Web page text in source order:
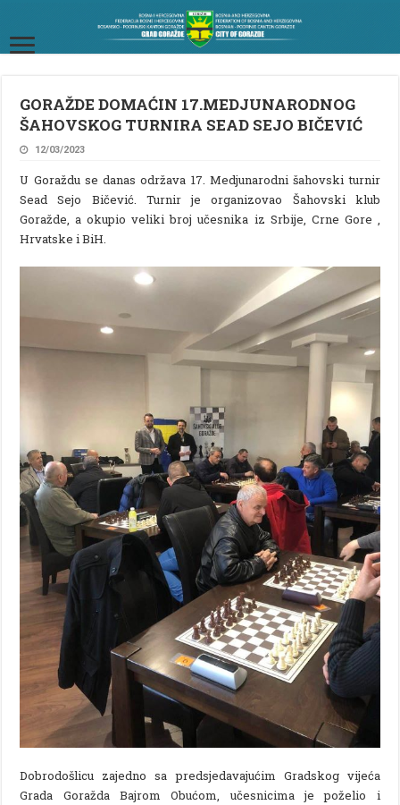
GORAŽDE DOMAĆIN 17.MEDJUNARODNOG
ŠAHOVSKOG TURNIRA SEAD SEJO BIČEVIĆ
12/03/2023
U Goraždu se danas održava 17. Medjunarodni šahovski turnir
Sead Sejo Bičević. Turnir je organizovao Šahovski klub
Goražde, a okupio veliki broj učesnika iz Srbije, Crne Gore ,
Hrvatske i BiH.
Dobrodošlicu zajedno sa predsjedavajućim Gradskog vijeća
Grada Goražda Bajrom Obućom, učesnicima je poželio i